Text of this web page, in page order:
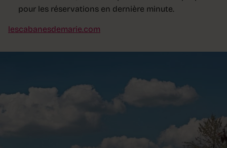
pour les réservations en dernière minute.
lescabanesdemarie.com